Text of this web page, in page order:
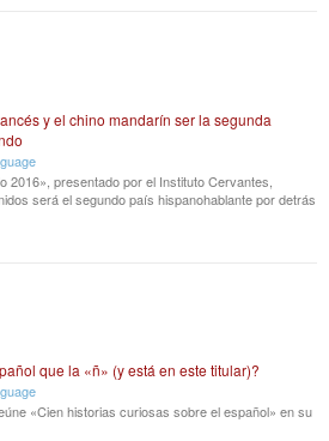
y el chino mandarín ser la segunda
2016», presentado por el Instituto Cervantes,
será el segundo país hispanohablante por detrás
que la «ñ» (y está en este titular)?
«Cien historias curiosas sobre el español» en su